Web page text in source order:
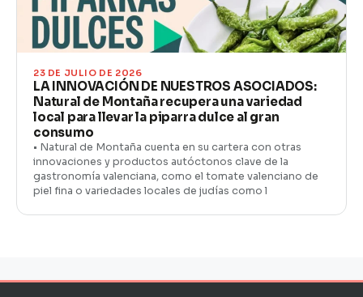
23 DE JULIO DE 2026
LA INNOVACIÓN DE NUESTROS ASOCIADOS:
Natural de Montaña recupera una variedad
local para llevar la piparra dulce al gran
consumo
• Natural de Montaña cuenta en su cartera con otras
innovaciones y productos autóctonos clave de la
gastronomía valenciana, como el tomate valenciano de
piel fina o variedades locales de judías como l